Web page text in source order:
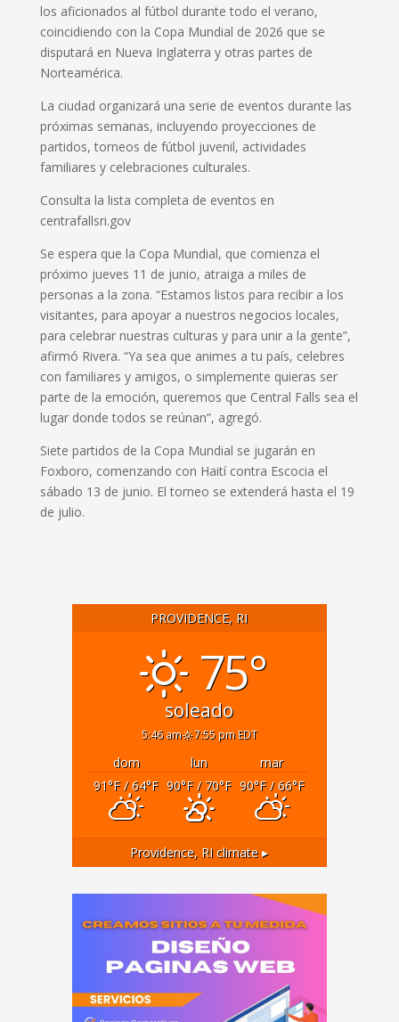
los aficionados al fútbol durante todo el verano,
coincidiendo con la Copa Mundial de 2026 que se
disputará en Nueva Inglaterra y otras partes de
Norteamérica.
La ciudad organizará una serie de eventos durante las
próximas semanas, incluyendo proyecciones de
partidos, torneos de fútbol juvenil, actividades
familiares y celebraciones culturales.
Consulta la lista completa de eventos en
centrafallsri.gov
Se espera que la Copa Mundial, que comienza el
próximo jueves 11 de junio, atraiga a miles de
personas a la zona. “Estamos listos para recibir a los
visitantes, para apoyar a nuestros negocios locales,
para celebrar nuestras culturas y para unir a la gente”,
afirmó Rivera. “Ya sea que animes a tu país, celebres
con familiares y amigos, o simplemente quieras ser
parte de la emoción, queremos que Central Falls sea el
lugar donde todos se reúnan”, agregó.
Siete partidos de la Copa Mundial se jugarán en
Foxboro, comenzando con Haití contra Escocia el
sábado 13 de junio. El torneo se extenderá hasta el 19
de julio.
PROVIDENCE, RI
75°
soleado
5:46 am 7:55 pm EDT
dom lun
mar
91°F/ 64°F 90°F/ 70°F 90°F/ 66°F
Providence, RI climate ▸